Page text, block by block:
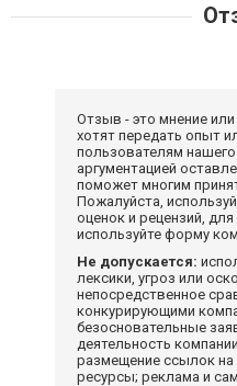
Отзыв - это мнение
хотят передать опыт
пользователям
аргументацией
поможет многим
Пожалуйста,
оценок и рецензий,
используйте форму
Не допускается:
лексики, угроз или
непосредственное
конкурирующими
безосновательные
деятельность
размещение ссылок на
ресурсы; реклама и